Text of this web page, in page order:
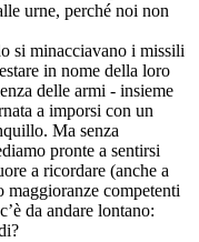
urne, perché noi non
si minacciavano i missili
in nome della loro
delle armi - insieme
a imporsi con un
Ma senza
pronte a sentirsi
a ricordare (anche a
competenti
da andare lontano: